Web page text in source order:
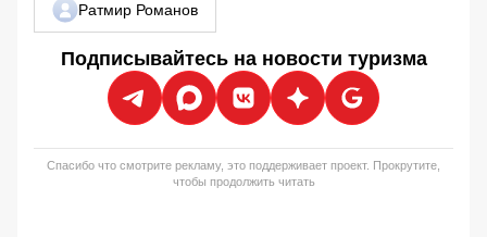
Ратмир Романов
Подписывайтесь на новости туризма
Спасибо что смотрите рекламу, это поддерживает проект. Прокрутите,
чтобы продолжить читать